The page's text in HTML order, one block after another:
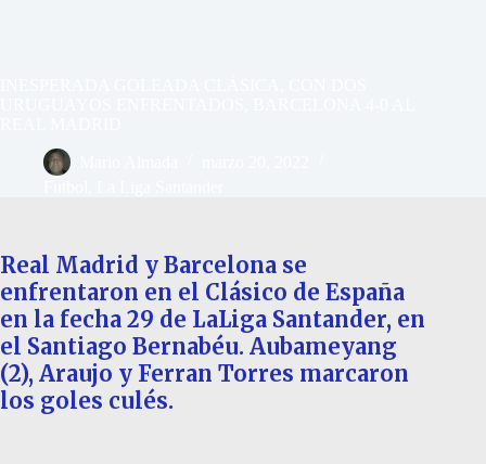
Real Madrid y Barcelona se
enfrentaron en el Clásico de España
en la fecha 29 de LaLiga Santander, en
el Santiago Bernabéu. Aubameyang
(2), Araujo y Ferran Torres marcaron
los goles culés.